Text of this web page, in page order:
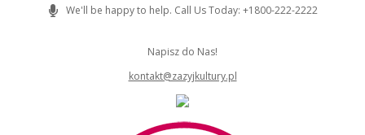
We'll be happy to help. Call Us Today: +1800-222-2222
Napisz do Nas!
kontakt@zazyjkultury.pl